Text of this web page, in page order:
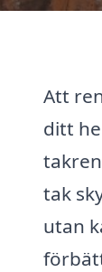
Att
ditt
tak
utan